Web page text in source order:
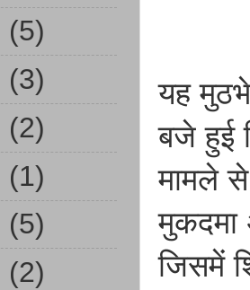
यह
बजे हुई
मामले
मुकदमा
जिसमें
(5)
(3)
(2)
(1)
(5)
(2)